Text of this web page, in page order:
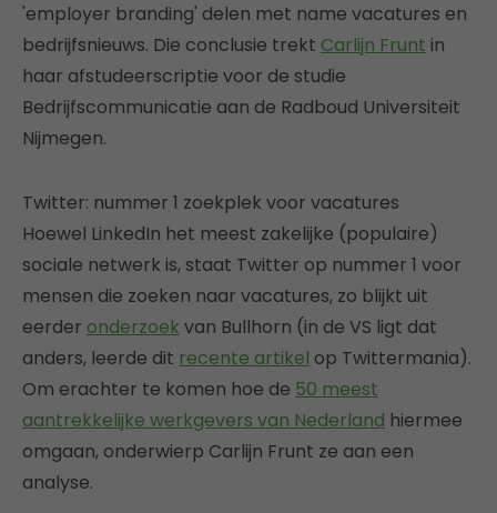
'employer branding' delen met name vacatures en
bedrijfsnieuws. Die conclusie trekt Carlijn Frunt in
haar afstudeerscriptie voor de studie
Bedrijfscommunicatie aan de Radboud Universiteit
Nijmegen.
Twitter: nummer 1 zoekplek voor vacatures
Hoewel LinkedIn het meest zakelijke (populaire)
sociale netwerk is, staat Twitter op nummer 1 voor
mensen die zoeken naar vacatures, zo blijkt uit
eerder onderzoek van Bullhorn (in de VS ligt dat
anders, leerde dit recente artikel op Twittermania).
Om erachter te komen hoe de 50 meest
aantrekkelijke werkgevers van Nederland hiermee
omgaan, onderwierp Carlijn Frunt ze aan een
analyse.